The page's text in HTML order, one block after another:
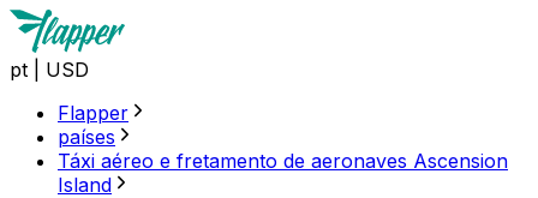
pt
USD
Flapper
países
Táxi aéreo e fretamento de aeronaves Ascension
Island